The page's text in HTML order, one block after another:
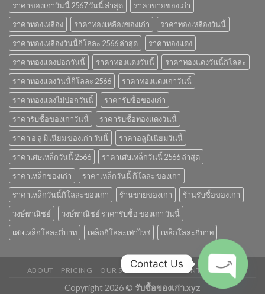
ราคาของเก่าวันนี้ 2567 วันนี้ ล่าสุด
ราคาขายของเก่า
ราคาทองเหลือง
ราคาทองเหลืองของเก่า
ราคาทองเหลืองวันนี้
ราคาทองเหลืองวันนี้กิโลละ 2566 ล่าสุด
ราคาทองแดง
ราคาทองแดงปอกวันนี้
ราคาทองแดงวันนี้
ราคาทองแดงวันนี้กิโลละ
ราคาทองแดงวันนี้กิโลละ 2566
ราคาทองแดงเก่าวันนี้
ราคาทองแดงไม่ปอกวันนี้
ราคารับซื้อของเก่า
ราคารับซื้อของเก่าวันนี้
ราคารับซื้อทองแดงวันนี้
ราคา อ ลู มิ เนียม ของเก่า วันนี้
ราคาอลูมิเนียมวันนี้
ราคาเศษเหล็กวันนี้ 2566
ราคาเศษเหล็กวันนี้ 2566 ล่าสุด
ราคาเหล็กของเก่า
ราคาเหล็กวันนี้ กิโลละ ของเก่า
ราคาเหล็กวันนี้กิโลละของเก่า
ร้านขายของเก่า
ร้านรับซื้อของเก่า
วงษ์พาณิชย์
วงษ์พาณิชย์ ราคารับซื้อ ของเก่า วันนี้
เศษเหล็กโลละกี่บาท
เหล็กกิโลละเท่าไหร่ เหล็กโลละกี่บาท
ABOUT PRICING OUR STORE BLOG CONTACT FAQ
Copyright 2026 © รับซื้อของเก่า.xyz
Contact Us